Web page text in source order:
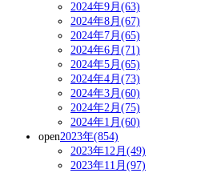
2024年9月(63)
2024年8月(67)
2024年7月(65)
2024年6月(71)
2024年5月(65)
2024年4月(73)
2024年3月(60)
2024年2月(75)
2024年1月(60)
open2023年(854)
2023年12月(49)
2023年11月(97)